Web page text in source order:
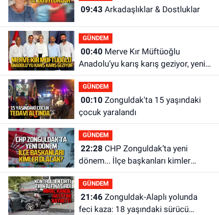
09:43 Arkadaşlıklar & Dostluklar
GÜNDEM
00:40
Anadolu’yu karış karış geziyor, yeni
yapılanmaları şekillendiriyor
GÜNDEM
00:10
çocuk yaralandı
GÜNDEM
22:28
dönem... İlçe başkanları kimler
olacak?
GÜNDEM
21:46Zonguldak-Alaplı yolunda
feci kaza: 18 yaşındaki sürücü